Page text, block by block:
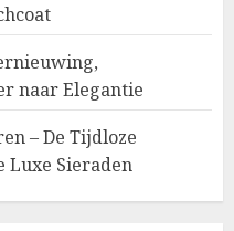
naar Elegantie
– De Tijdloze
Luxe Sieraden